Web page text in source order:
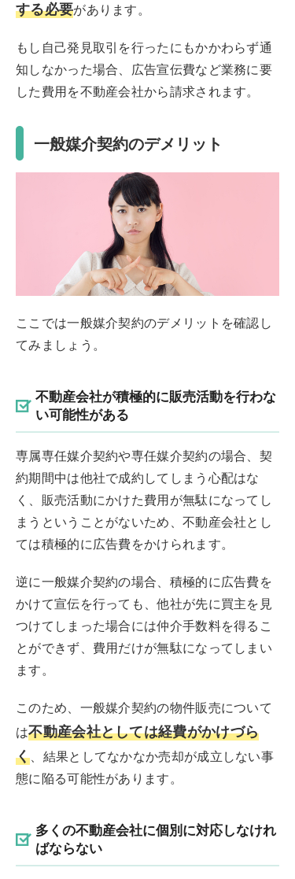
する必要があります。
もし自己発見取引を行ったにもかかわらず通
知しなかった場合、広告宣伝費など業務に要
した費用を不動産会社から請求されます。
一般媒介契約のデメリット
ここでは一般媒介契約のデメリットを確認し
てみましょう。
不動産会社が積極的に販売活動を行わな
い可能性がある
専属専任媒介契約や専任媒介契約の場合、契
約期間中は他社で成約してしまう心配はな
く、販売活動にかけた費用が無駄になってし
まうということがないため、不動産会社とし
ては積極的に広告費をかけられます。
逆に一般媒介契約の場合、積極的に広告費を
かけて宣伝を行っても、他社が先に買主を見
つけてしまった場合には仲介手数料を得るこ
とができず、費用だけが無駄になってしまい
ます。
このため、一般媒介契約の物件販売について
は不動産会社としては経費がかけづら
く、結果としてなかなか売却が成立しない事
態に陥る可能性があります。
多くの不動産会社に個別に対応しなけれ
ばならない